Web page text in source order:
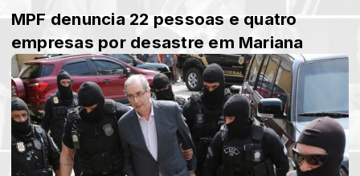
MPF denuncia 22 pessoas e quatro
empresas por desastre em Mariana